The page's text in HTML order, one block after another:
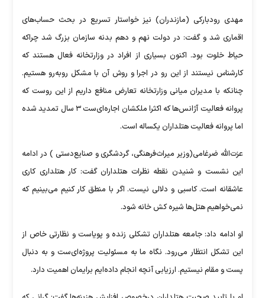
مهدی رودبارکی (مازندران) نیز خواستار تسریع در بحث حساب‌های
اقماری شد و گفت: در دولت نهم و دهم بدنه سازمان بزرگ شد چراکه
حیاط خلوت بود. اکنون بسیاری از افراد در وزارتخانه فعال هستند که
کارشناس نیستند از این رو در اجرا و روش آن با مشکل روبه‌رو هستیم.
چنانکه با مدیران میانی وزارتخانه تعارض منافع داریم از این روست که
پروانه فعالیت آژانس‌ها که اکثرا ملکشان اجاره‌ای‌ست ۳ سال تمدید شده
اما پروانه فعالیت هتلداران یکساله است.
عزت‌الله ضرغامی(وزیر میراث‌فرهنگی، گردشگری و صنایع‌دستی ) در ادامه
این نشست و شنیدن نقطه نظرات هتلداران گفت: کار هتلداری کاری
عاشقانه است. کاسبی و دلالی نیست. اگر با منطق کار کنیم می‌بینیم که
نمی‌خواهیم هتل‌ها شیره کش خانه شود.
او ادامه داد: جامعه هتلداران تشکلی زنده و پویاست و نظارتی خاص از
این تشکل انتظار می‌رود. نگاه ما به مسئولیت پروژه‌ای‌ست و به دنبال
پست و مقام نیستیم. ارزیابی آنچه انجام داده‌ایم برایمان اهمیت دارد.